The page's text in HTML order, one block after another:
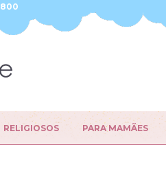
800
RELIGIOSOS PARA MAMÃES